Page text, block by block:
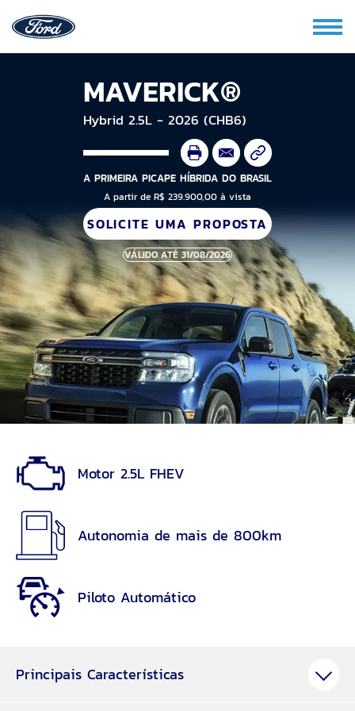
MAVERICK®
Hybrid 2.5L - 2026 (CHB6)
A PRIMEIRA PICAPE HÍBRIDA DO BRASIL
A partir de R$ 239.900,00 à vista
SOLICITE UMA PROPOSTA
VÁLIDO ATÉ 31/08/2026
Motor 2.5L FHEV
Autonomia de mais de 800km
Piloto Automático
Principais Características